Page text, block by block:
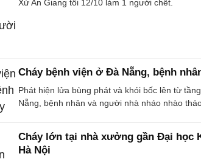
Xứ An Giang tối 12/10 làm 1 người chết.
Cháy bệnh viện ở Đà Nẵng, bệnh
Phát hiện lửa bùng phát và khói bốc lên từ
Nẵng, bệnh nhân và người nhà nháo nhào
Cháy lớn tại nhà xưởng gần Đại học
Hà Nội